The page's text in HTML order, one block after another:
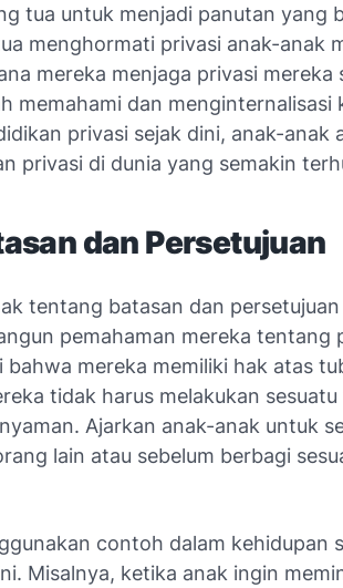
tua untuk menjadi panutan yang
menghormati privasi anak-anak
mereka menjaga privasi mereka
memahami dan menginternalisasi
privasi sejak dini, anak-anak
privasi di dunia yang semakin
dan Persetujuan
tentang batasan dan
pemahaman mereka tentang
bahwa mereka memiliki hak atas
tidak harus melakukan
Ajarkan anak-anak untuk
lain atau sebelum berbagi
contoh dalam kehidupan
Misalnya, ketika anak ingin